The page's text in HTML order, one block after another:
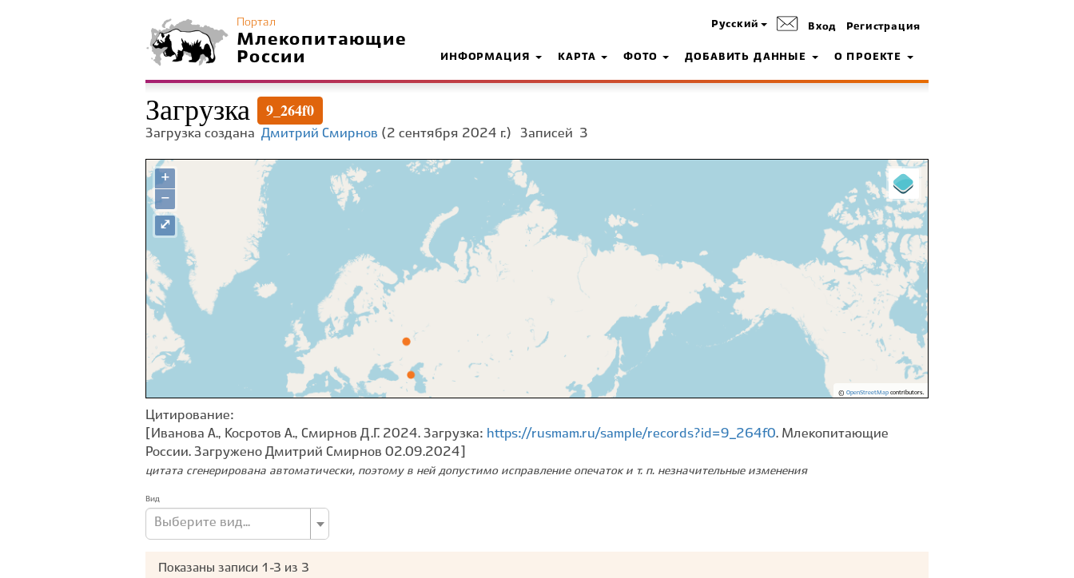
Портал
Млекопитающие
России
Русский Вход Регистрация
ИНФОРМАЦИЯ КАРТА ФОТО ДОБАВИТЬ ДАННЫЕ О ПРОЕКТЕ
Загрузка 9_264f0
Загрузка создана Дмитрий Смирнов (2 сентября 2024 г.) Записей 3
+
−
© OpenStreetMapcontributors.
⤢
Цитирование:
[Иванова А., Косротов А., Смирнов Д.Г. 2024. Загрузка: https://rusmam.ru/sample/records?id=9_264f0. Млекопитающие
России. Загружено Дмитрий Смирнов 02.09.2024]
цитата сгенерирована автоматически, поэтому в ней допустимо исправление опечаток и т. п. незначительные изменения
Вид
Выберите вид...
Показаны записи 1-3 из 3